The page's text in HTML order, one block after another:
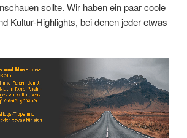
sollte. Wir haben ein paar coole
Kultur-Highlights, bei denen jeder etwas
Embed